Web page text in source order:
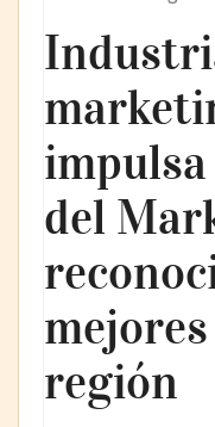
impulsa
del
región